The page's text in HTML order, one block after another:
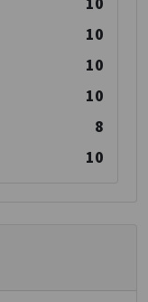
10
10
10
8
10